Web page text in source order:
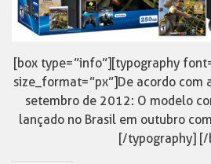
[box type=”info”][typography
size_format=”px”]De acordo com
setembro de 2012: O modelo
lançado no Brasil em outubro
[/typography] [/